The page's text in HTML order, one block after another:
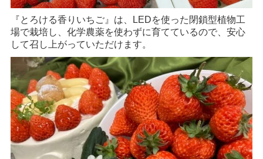
『とろける香りいちご』は、LEDを使った閉鎖型植物工
場で栽培し、化学農薬を使わずに育てているので、安心
して召し上がっていただけます。